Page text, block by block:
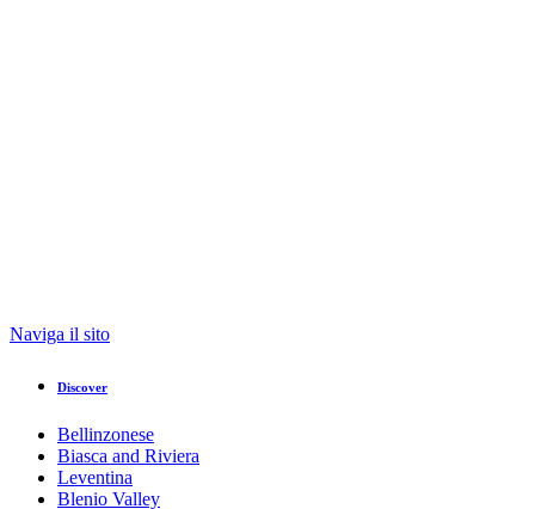
Naviga il sito
Discover
Bellinzonese
Biasca and Riviera
Leventina
Blenio Valley